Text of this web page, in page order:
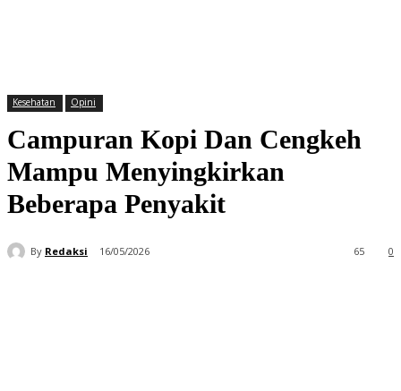
Kesehatan Opini
Campuran Kopi Dan Cengkeh
Mampu Menyingkirkan
Beberapa Penyakit
By Redaksi 16/05/2026 0
65